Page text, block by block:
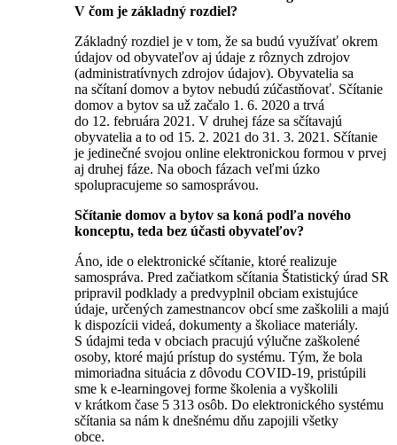
V čom je základný rozdiel?
Základný rozdiel je v tom, že sa budú využívať okrem
údajov od obyvateľov aj údaje z rôznych zdrojov
(administratívnych zdrojov údajov). Obyvatelia sa
na sčítaní domov a bytov nebudú zúčastňovať. Sčítanie
domov a bytov sa už začalo 1. 6. 2020 a trvá
do 12. februára 2021. V druhej fáze sa sčítavajú
obyvatelia a to od 15. 2. 2021 do 31. 3. 2021. Sčítanie
je jedinečné svojou online elektronickou formou v prvej
aj druhej fáze. Na oboch fázach veľmi úzko
spolupracujeme so samosprávou.
Sčítanie domov a bytov sa koná podľa nového
konceptu, teda bez účasti obyvateľov?
Áno, ide o elektronické sčítanie, ktoré realizuje
samospráva. Pred začiatkom sčítania Štatistický úrad SR
pripravil podklady a predvyplnil obciam existujúce
údaje, určených zamestnancov obcí sme zaškolili a majú
k dispozícii videá, dokumenty a školiace materiály.
S údajmi teda v obciach pracujú výlučne zaškolené
osoby, ktoré majú prístup do systému. Tým, že bola
mimoriadna situácia z dôvodu COVID-19, pristúpili
sme k e-learningovej forme školenia a vyškolili
v krátkom čase 5 313 osôb. Do elektronického systému
sčítania sa nám k dnešnému dňu zapojili všetky
obce.